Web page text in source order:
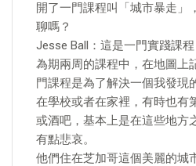
開了一門課程叫「城市暴走」
聊嗎？
Jesse Ball：這是一門實踐課
為期兩周的課程中，在地圖上
門課程是為了解決一個我發現
在學校或者在家裡，有時也有
或酒吧，基本上是在這些地方
有點悲哀。
他們住在芝加哥這個美麗的城